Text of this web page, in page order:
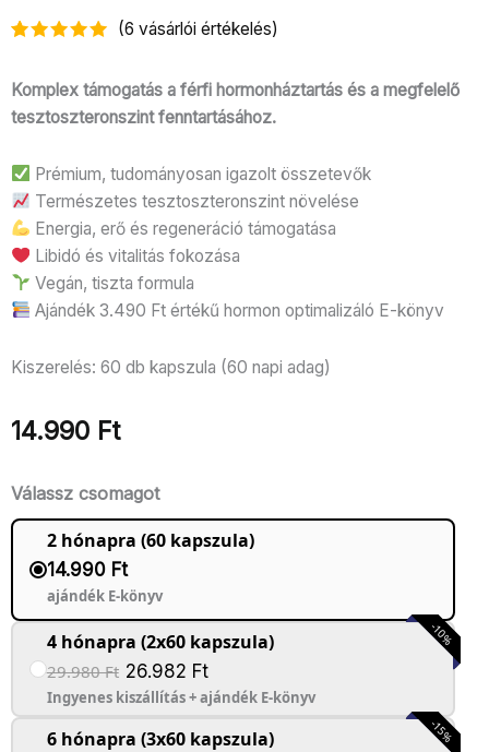
ből,
értékelés
alapján
(6 vásárlói értékelés)
Komplex támogatás a férfi hormonháztartás és a megfelelő
tesztoszteronszint fenntartásához.
Prémium, tudományosan igazolt összetevők
Természetes tesztoszteronszint növelése
Energia, erő és regeneráció támogatása
Libidó és vitalitás fokozása
Vegán, tiszta formula
Ajándék 3.490 Ft értékű hormon optimalizáló E-könyv
Kiszerelés: 60 db kapszula (60 napi adag)
14.990 Ft
Válassz csomagot
2 hónapra (60 kapszula)
14.990 Ft
ajándék E-könyv
-10%
4 hónapra (2x60 kapszula)
29.980 Ft 26.982 Ft
Ingyenes kiszállítás + ajándék E-könyv
-15%
6 hónapra (3x60 kapszula)